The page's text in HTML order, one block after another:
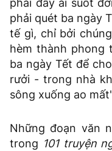
phải đầy ải suốt
phải quét ba ngày
tế gì, chỉ bởi
hèm thành phong
ba ngày Tết để
rưởi - trong nhà
sông xuống ao
Những đoạn văn
trong 101 truyện